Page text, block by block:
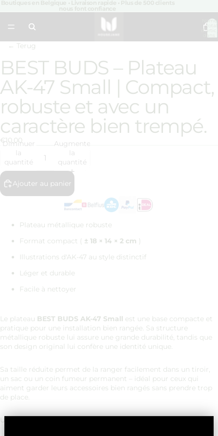
total
← Terug
Ouvrir
l’image
en
plein
BEST BUDS – Plateau
AK-47 Small | Compact,
robuste et avec un
caractère bien trempé.
€10,00
Diminuer
la
quantité
Augmenter
la
quantité
Ajouter au panier
Plateau métallique robuste
Format compact ( ± 18 × 14 × 2 cm )
Illustrations d'AK-47 au style distinctif
Léger et durable
Facile à nettoyer
Le plateau BEST BUDS AK-47 Small est une base compacte et
pratique pour une installation bien rangée. Sa structure
métallique robuste lui assure une grande durabilité, tandis que
son design original lui confère une identité unique.
Sa taille réduite permet de la ranger facilement dans un tiroir,
un sac ou un coin fumeur permanent – ​​idéal pour ceux qui
aiment garder leurs accessoires bien rangés sans prendre trop
de place.
Un outil fonctionnel avec une touche visuelle originale.